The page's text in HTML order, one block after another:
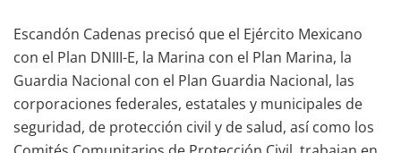
Escandón Cadenas precisó que el Ejército Mexicano
con el Plan DNIII-E, la Marina con el Plan Marina, la
Guardia Nacional con el Plan Guardia Nacional, las
corporaciones federales, estatales y municipales de
seguridad, de protección civil y de salud, así como los